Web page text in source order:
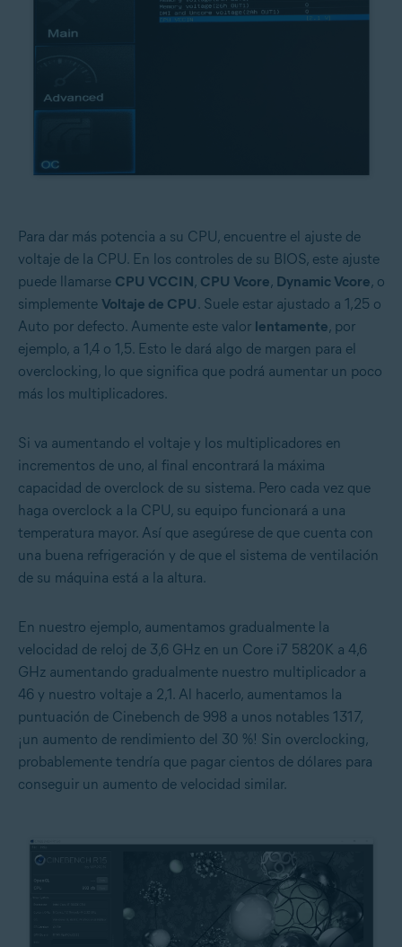
Para dar más potencia a su CPU, encuentre el ajuste de
voltaje de la CPU. En los controles de su BIOS, este ajuste
puede llamarse CPU VCCIN, CPU Vcore, Dynamic Vcore, o
simplemente Voltaje de CPU. Suele estar ajustado a 1,25 o
Auto por defecto. Aumente este valor lentamente, por
ejemplo, a 1,4 o 1,5. Esto le dará algo de margen para el
overclocking, lo que significa que podrá aumentar un poco
más los multiplicadores.
Si va aumentando el voltaje y los multiplicadores en
incrementos de uno, al final encontrará la máxima
capacidad de overclock de su sistema. Pero cada vez que
haga overclock a la CPU, su equipo funcionará a una
temperatura mayor. Así que asegúrese de que cuenta con
una buena refrigeración y de que el sistema de ventilación
de su máquina está a la altura.
En nuestro ejemplo, aumentamos gradualmente la
velocidad de reloj de 3,6 GHz en un Core i7 5820K a 4,6
GHz aumentando gradualmente nuestro multiplicador a
46 y nuestro voltaje a 2,1. Al hacerlo, aumentamos la
puntuación de Cinebench de 998 a unos notables 1317,
¡un aumento de rendimiento del 30 %! Sin overclocking,
probablemente tendría que pagar cientos de dólares para
conseguir un aumento de velocidad similar.